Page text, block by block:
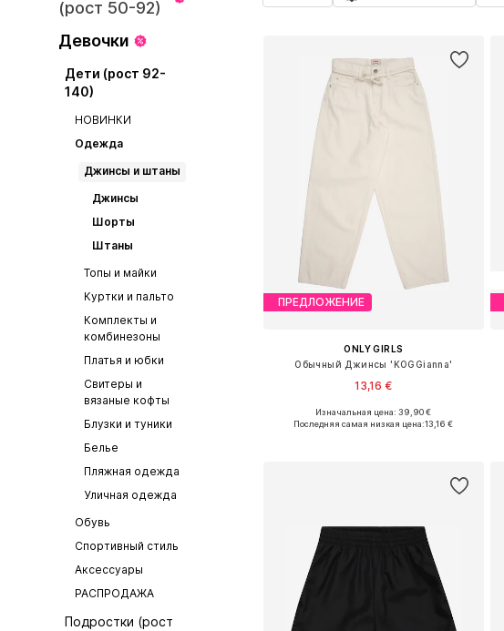
(рост 50-92)
Девочки
Дети (рост 92-
140)
НОВИНКИ
Одежда
Джинсы и штаны
Джинсы
Шорты
Штаны
Топы и майки
Куртки и пальто
Комплекты и
комбинезоны
Платья и юбки
Свитеры и
вязаные кофты
Блузки и туники
Белье
Пляжная одежда
Уличная одежда
Обувь
Спортивный стиль
Аксессуары
РАСПРОДАЖА
Подростки (рост
ПРЕДЛОЖЕНИЕ
ONLY GIRLS
Обычный Джинсы 'KOGGianna'
13,16 €
Доступно множество размеров
Изначальная цена: 39,90 €
Последняя самая низкая цена:13,16 €